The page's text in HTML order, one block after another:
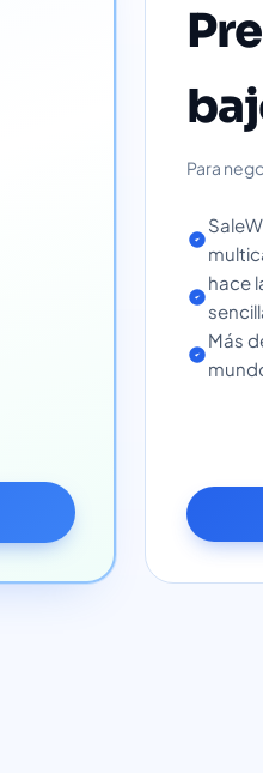
Para
hace
Más